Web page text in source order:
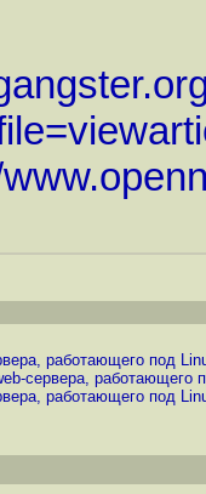
работающего под
сервера, работающего
работающего под